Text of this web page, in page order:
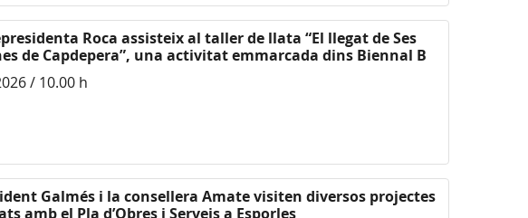
Roca assisteix al taller de llata “El llegat de Ses
de Capdepera”, una activitat emmarcada dins Biennal B
/ 10.00 h
Galmés i la consellera Amate visiten diversos projectes
amb el Pla d’Obres i Serveis a Esporles